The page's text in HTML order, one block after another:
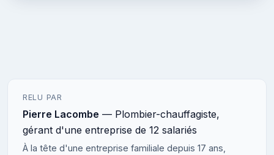
RELU PAR
Pierre Lacombe — Plombier-chauffagiste,
gérant d'une entreprise de 12 salariés
À la tête d'une entreprise familiale depuis 17 ans,